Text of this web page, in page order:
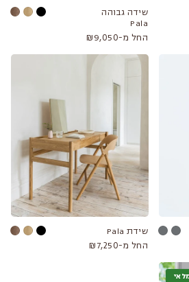
שידה גבוהה
Pala
החל מ-₪9,050
שידת Pala
החל מ-₪7,250